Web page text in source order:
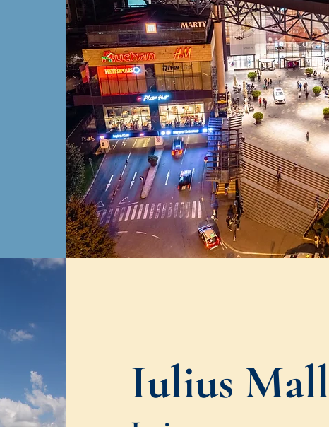
Iulius Mall